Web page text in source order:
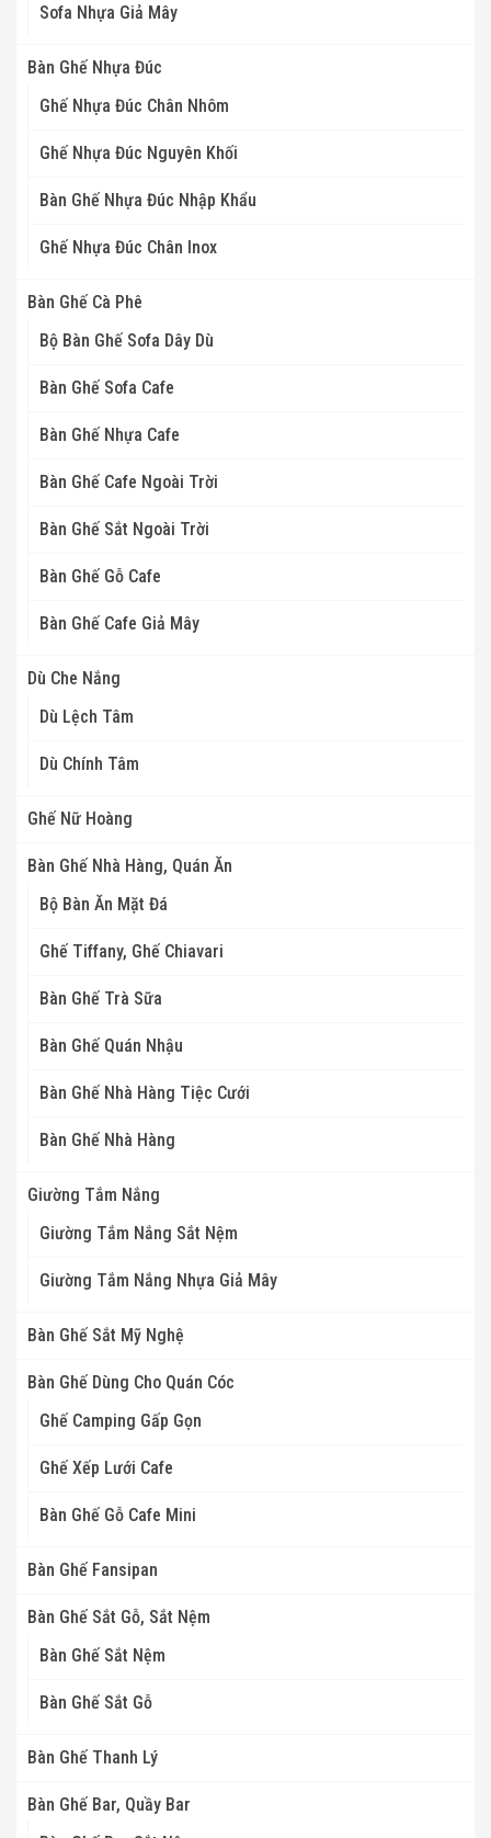
Sofa Nhựa Giả Mây
Bàn Ghế Nhựa Đúc
Ghế Nhựa Đúc Chân Nhôm
Ghế Nhựa Đúc Nguyên Khối
Bàn Ghế Nhựa Đúc Nhập Khẩu
Ghế Nhựa Đúc Chân Inox
Bàn Ghế Cà Phê
Bộ Bàn Ghế Sofa Dây Dù
Bàn Ghế Sofa Cafe
Bàn Ghế Nhựa Cafe
Bàn Ghế Cafe Ngoài Trời
Bàn Ghế Sắt Ngoài Trời
Bàn Ghế Gỗ Cafe
Bàn Ghế Cafe Giả Mây
Dù Che Nắng
Dù Lệch Tâm
Dù Chính Tâm
Ghế Nữ Hoàng
Bàn Ghế Nhà Hàng, Quán Ăn
Bộ Bàn Ăn Mặt Đá
Ghế Tiffany, Ghế Chiavari
Bàn Ghế Trà Sữa
Bàn Ghế Quán Nhậu
Bàn Ghế Nhà Hàng Tiệc Cưới
Bàn Ghế Nhà Hàng
Giường Tắm Nắng
Giường Tắm Nắng Sắt Nệm
Giường Tắm Nắng Nhựa Giả Mây
Bàn Ghế Sắt Mỹ Nghệ
Bàn Ghế Dùng Cho Quán Cóc
Ghế Camping Gấp Gọn
Ghế Xếp Lưới Cafe
Bàn Ghế Gỗ Cafe Mini
Bàn Ghế Fansipan
Bàn Ghế Sắt Gỗ, Sắt Nệm
Bàn Ghế Sắt Nệm
Bàn Ghế Sắt Gỗ
Bàn Ghế Thanh Lý
Bàn Ghế Bar, Quầy Bar